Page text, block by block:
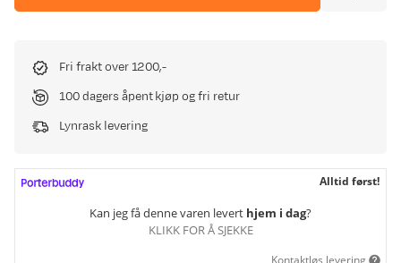
Fri frakt over 1200,-
100 dagers åpent kjøp og fri retur
Lynrask levering
Alltid først!
Kan jeg få denne varen levert hjem i dag?
KLIKK FOR Å SJEKKE
Kontaktløs levering